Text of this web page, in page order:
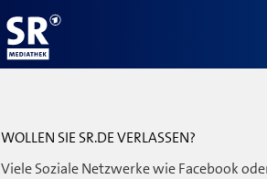
WOLLEN SIE SR.DE VERLASSEN?
Viele Soziale Netzwerke wie Facebook